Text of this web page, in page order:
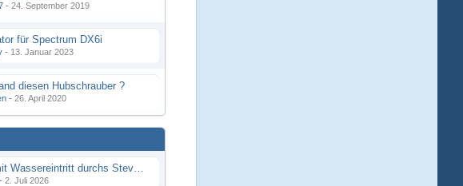
- 24. September 2019
für Spectrum DX6i
- 13. Januar 2023
diesen Hubschrauber ?
- 26. April 2020
Problem mit Wassereintritt durchs Stevenrohr beim Rennboot
- 2. Juli 2026